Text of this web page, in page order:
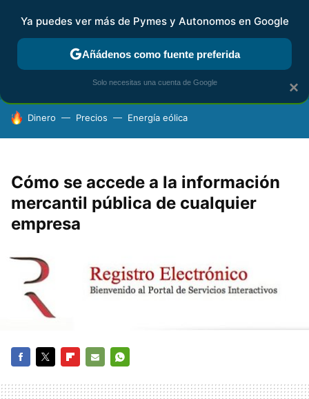
FISCALIDAD Y CONTABILIDAD KIT DIGITAL RENTA
HOY SE HABLA DE
Dinero Precios Energía eólica
Cómo se accede a la información
mercantil pública de cualquier
empresa
MAIL
×
Ya puedes ver más de Pymes y Autonomos en Google
Añádenos como fuente preferida
Solo necesitas una cuenta de Google